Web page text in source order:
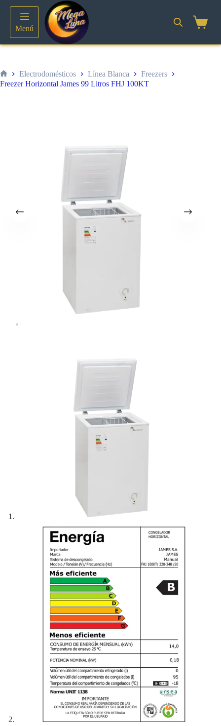
contenido
Menú
Inicio
Electrodomésticos Línea Blanca
Freezers
Freezer Horizontal James 99 Litros FHJ 100KT